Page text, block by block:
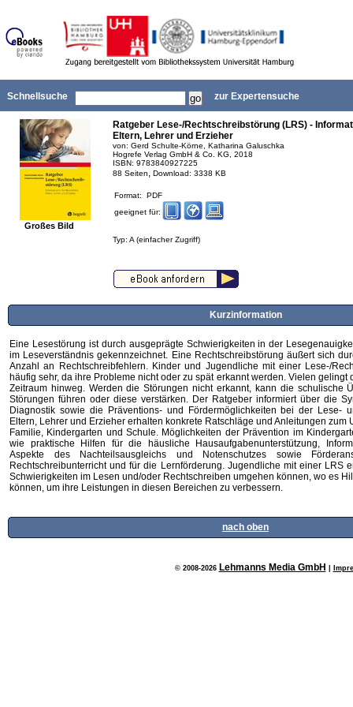
Schnellsuche zur Expertensuche
Großes Bild
Ratgeber Lese-/Rechtschreibstörung (LRS) -
Eltern, Lehrer und Erzieher
von: Gerd Schulte-Körne, Katharina Galuschka
Hogrefe Verlag GmbH & Co. KG, 2018
ISBN: 9783840927225
88 Seiten, Download: 3338 KB
Format: PDF
geeignet für:
Typ: A (einfacher Zugriff)
Kurzinformation
Eine Lesestörung ist durch ausgeprägte Schwierigkeiten in der
im Leseverständnis gekennzeichnet. Eine Rechtschreibstörung äußert sich
Anzahl an Rechtschreibfehlern. Kinder und Jugendliche mit einer Lese-/
häufig sehr, da ihre Probleme nicht oder zu spät erkannt werden. Vielen
Zeitraum hinweg. Werden die Störungen nicht erkannt, kann die schulische
Störungen führen oder diese verstärken. Der Ratgeber informiert über die
Diagnostik sowie die Präventions- und Fördermöglichkeiten bei der Lese-
Eltern, Lehrer und Erzieher erhalten konkrete Ratschläge und Anleitungen zum
Familie, Kindergarten und Schule. Möglichkeiten der Prävention im
wie praktische Hilfen für die häusliche Hausaufgabenunterstützung,
Aspekte des Nachteilsausgleichs und Notenschutzes sowie
Rechtschreibunterricht und für die Lernförderung. Jugendliche mit einer LRS
Schwierigkeiten im Lesen und/oder Rechtschreiben umgehen können, wo es
können, um ihre Leistungen in diesen Bereichen zu verbessern.
nach oben
© 2008-2026 Lehmanns Media GmbH